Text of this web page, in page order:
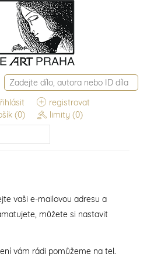
registrovat
(0) limity (0)
vaši e-mailovou adresu a
můžete si nastavit
vám rádi pomůžeme na tel.